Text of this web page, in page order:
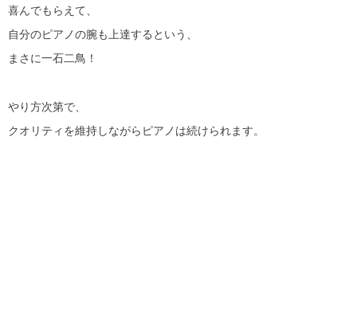
喜んでもらえて、
自分のピアノの腕も上達するという、
まさに一石二鳥！
やり方次第で、
クオリティを維持しながらピアノは続けられます。